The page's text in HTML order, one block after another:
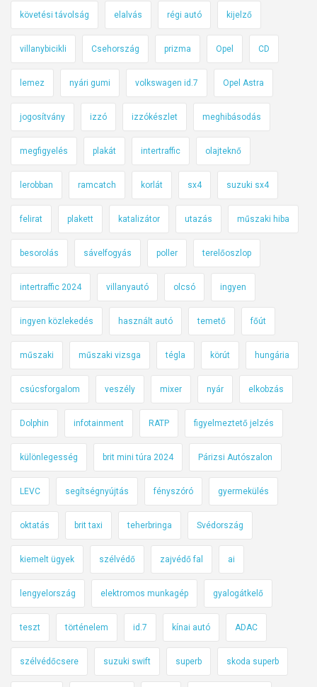
követési távolság elalvás régi autó kijelző
villanybicikli Csehország prizma Opel CD
lemez nyári gumi volkswagen id.7 Opel Astra
jogosítvány izzó izzókészlet meghibásodás
megfigyelés plakát intertraffic olajteknő
lerobban ramcatch korlát sx4 suzuki sx4
felirat plakett katalizátor utazás műszaki hiba
besorolás sávelfogyás poller terelőoszlop
intertraffic 2024 villanyautó olcsó ingyen
ingyen közlekedés használt autó temető főút
műszaki műszaki vizsga tégla körút hungária
csúcsforgalom veszély mixer nyár elkobzás
Dolphin infotainment RATP figyelmeztető jelzés
különlegesség brit mini túra 2024 Párizsi Autószalon
LEVC segítségnyújtás fényszóró gyermekülés
oktatás brit taxi teherbringa Svédország
kiemelt ügyek szélvédő zajvédő fal ai
lengyelország elektromos munkagép gyalogátkelő
teszt történelem id.7 kínai autó ADAC
szélvédőcsere suzuki swift superb skoda superb